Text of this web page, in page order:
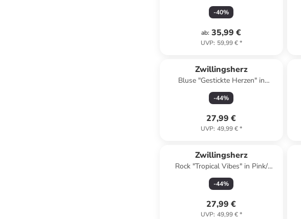
-40%
ab: 35,99 €
UVP: 59,99 €*
Zwillingsherz
Bluse "Gestickte Herzen" in
Dunkelblau
-44%
27,99 €
UVP: 49,99 €*
Zwillingsherz
Rock "Tropical Vibes" in Pink/
Orange
-44%
27,99 €
UVP: 49,99 €*